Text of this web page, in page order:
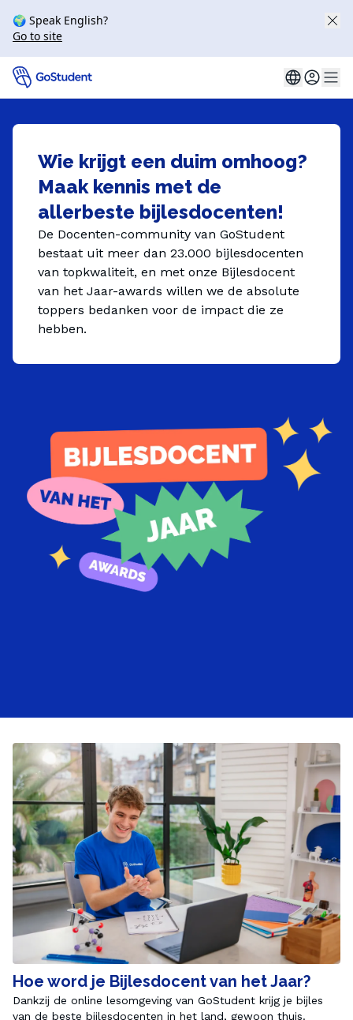
🌍 Speak English?
Go to site
Wie krijgt een duim omhoog?
Maak kennis met de
allerbeste bijlesdocenten!
De Docenten-community van GoStudent
bestaat uit meer dan 23.000 bijlesdocenten
van topkwaliteit, en met onze Bijlesdocent
van het Jaar-awards willen we de absolute
toppers bedanken voor de impact die ze
hebben.
Hoe word je Bijlesdocent van het Jaar?
Dankzij de online lesomgeving van GoStudent krijg je bijles
van de beste bijlesdocenten in het land, gewoon thuis.